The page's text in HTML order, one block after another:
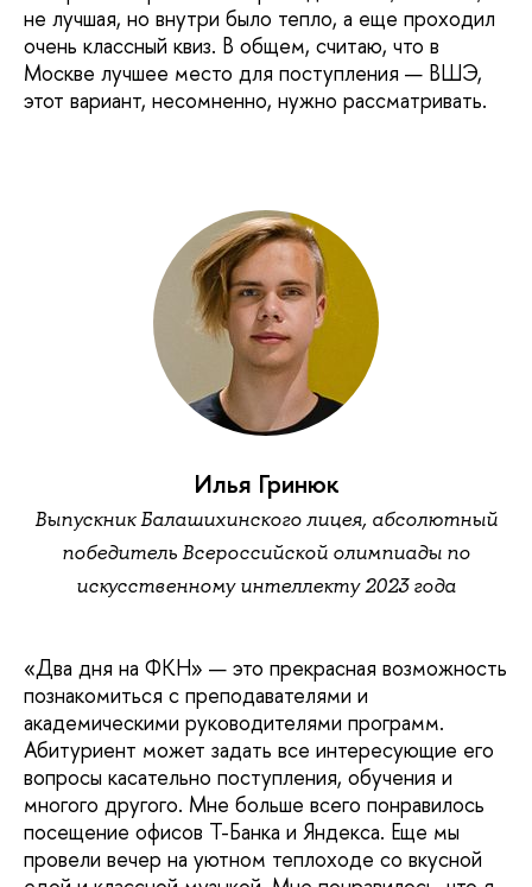
не лучшая, но внутри было тепло, а еще проходил
очень классный квиз. В общем, считаю, что в
Москве лучшее место для поступления — ВШЭ,
этот вариант, несомненно, нужно рассматривать.
Илья Гринюк
Выпускник Балашихинского лицея, абсолютный
победитель Всероссийской олимпиады по
искусственному интеллекту 2023 года
«Два дня на ФКН» — это прекрасная возможность
познакомиться с преподавателями и
академическими руководителями программ.
Абитуриент может задать все интересующие его
вопросы касательно поступления, обучения и
многого другого. Мне больше всего понравилось
посещение офисов Т-Банка и Яндекса. Еще мы
провели вечер на уютном теплоходе со вкусной